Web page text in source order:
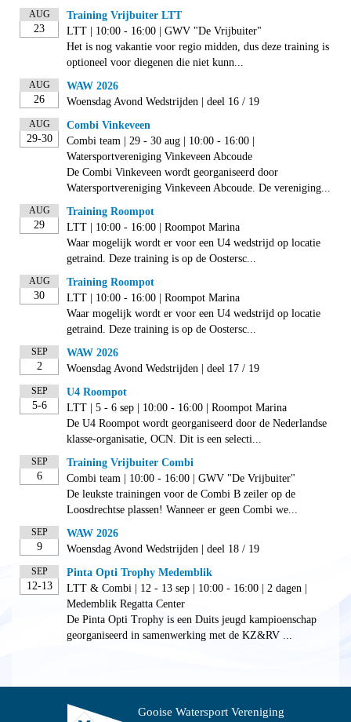
AUG
23
Training Vrijbuiter LTT
LTT | 10:00 - 16:00 | GWV "De Vrijbuiter"
Het is nog vakantie voor regio midden, dus deze training is
optioneel voor diegenen die niet kunn...
AUG
26
WAW 2026
Woensdag Avond Wedstrijden | deel 16 / 19
AUG
29-30
Combi Vinkeveen
Combi team | 29 - 30 aug | 10:00 - 16:00 |
Watersportvereniging Vinkeveen Abcoude
De Combi Vinkeveen wordt georganiseerd door
Watersportvereniging Vinkeveen Abcoude. De vereniging...
AUG
29
Training Roompot
LTT | 10:00 - 16:00 | Roompot Marina
Waar mogelijk wordt er voor een U4 wedstrijd op locatie
getraind. Deze training is op de Oostersc...
AUG
30
Training Roompot
LTT | 10:00 - 16:00 | Roompot Marina
Waar mogelijk wordt er voor een U4 wedstrijd op locatie
getraind. Deze training is op de Oostersc...
SEP
2
WAW 2026
Woensdag Avond Wedstrijden | deel 17 / 19
SEP
5-6
U4 Roompot
LTT | 5 - 6 sep | 10:00 - 16:00 | Roompot Marina
De U4 Roompot wordt georganiseerd door de Nederlandse
klasse-organisatie, OCN. Dit is een selecti...
SEP
6
Training Vrijbuiter Combi
Combi team | 10:00 - 16:00 | GWV "De Vrijbuiter"
De leukste trainingen voor de Combi B zeiler op de
Loosdrechtse plassen! Wanneer er geen Combi we...
SEP
9
WAW 2026
Woensdag Avond Wedstrijden | deel 18 / 19
SEP
12-13
Pinta Opti Trophy Medemblik
LTT & Combi | 12 - 13 sep | 10:00 - 16:00 | 2 dagen |
Medemblik Regatta Center
De Pinta Opti Trophy is een Duits jeugd kampioenschap
georganiseerd in samenwerking met de KZ&RV ...
Gooise Watersport Vereniging